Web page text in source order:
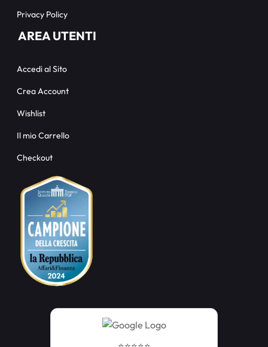
Privacy Policy
AREA UTENTI
Accedi al Sito
Crea Account
Wishlist
Il mio Carrello
Checkout